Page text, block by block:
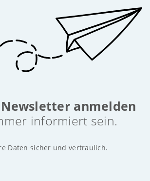
Newsletter anmelden
informiert sein.
Daten sicher und vertraulich.